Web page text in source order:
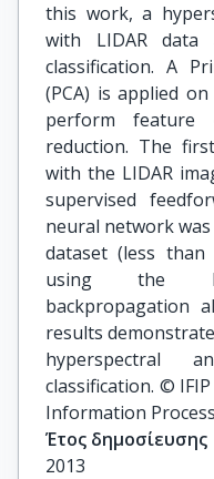
this work, a
with LIDAR
classification. A
(PCA) is applied
perform feature
reduction. The
with the LIDAR
supervised
neural network
dataset (less than
using the
backpropagation
results
hyperspectral
classification. ©
Information
Έτος δημοσίευσης
2013